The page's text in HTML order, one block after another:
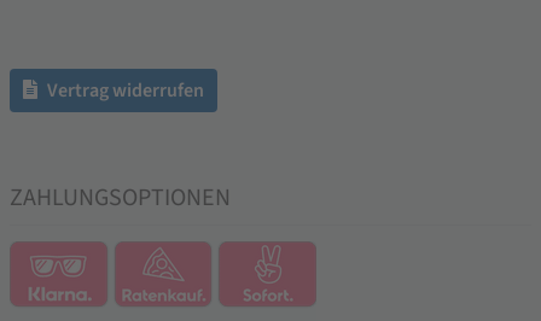
Vertrag widerrufen
ZAHLUNGSOPTIONEN